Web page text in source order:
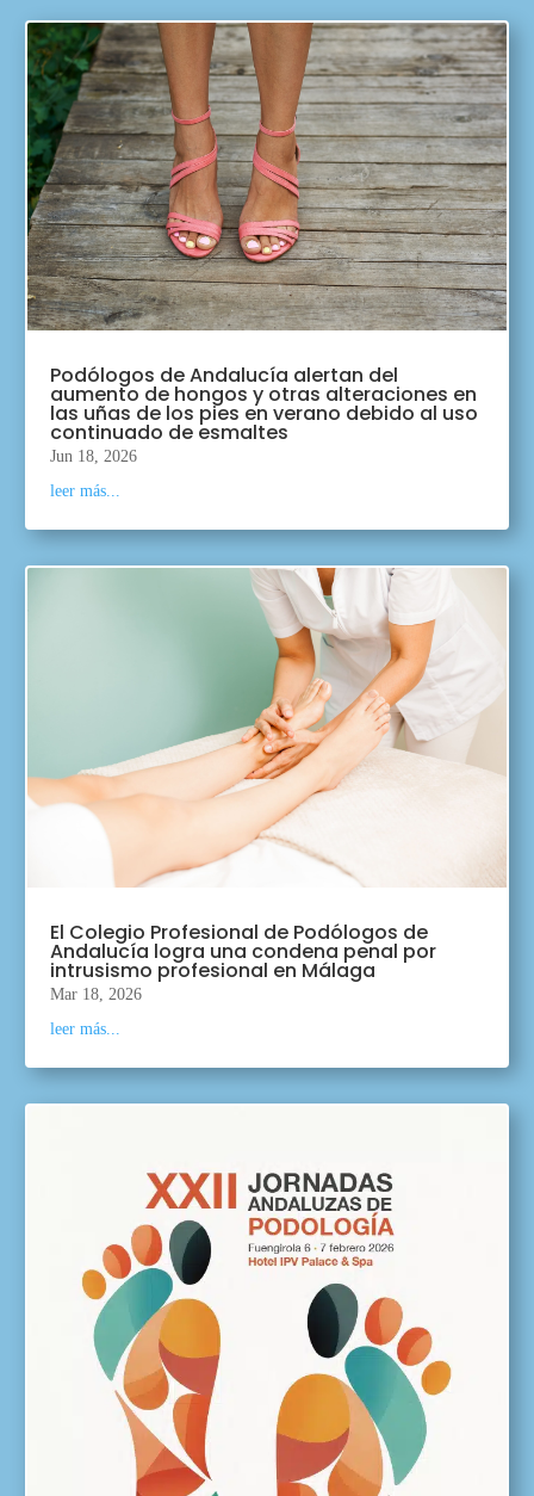
Podólogos de Andalucía alertan del
aumento de hongos y otras alteraciones en
las uñas de los pies en verano debido al uso
continuado de esmaltes
Jun 18, 2026
leer más...
El Colegio Profesional de Podólogos de
Andalucía logra una condena penal por
intrusismo profesional en Málaga
Mar 18, 2026
leer más...